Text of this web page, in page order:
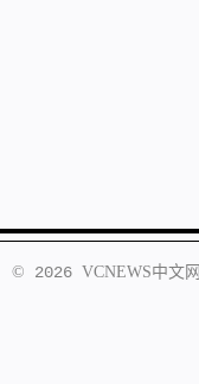
© 2026 VCNEWS中文网